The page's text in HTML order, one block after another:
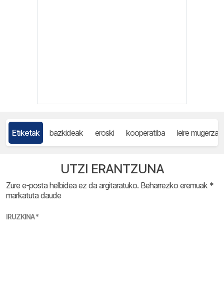
Etiketak bazkideak eroski kooperatiba leire mugerza
UTZI ERANTZUNA
Zure e-posta helbidea ez da argitaratuko. Beharrezko eremuak *
markatuta daude
IRUZKINA*